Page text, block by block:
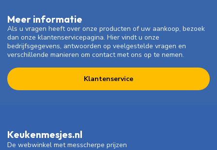
Meer informatie
Als u vragen heeft over onze producten of uw aankoop, bezoek
dan onze klantenservicepagina. Hier vindt u onze
bedrijfsgegevens, antwoorden op veelgestelde vragen en
verschillende manieren om contact met ons op te nemen.
Klantenservice
Keukenmesjes.nl
De webwinkel met messcherpe prijzen